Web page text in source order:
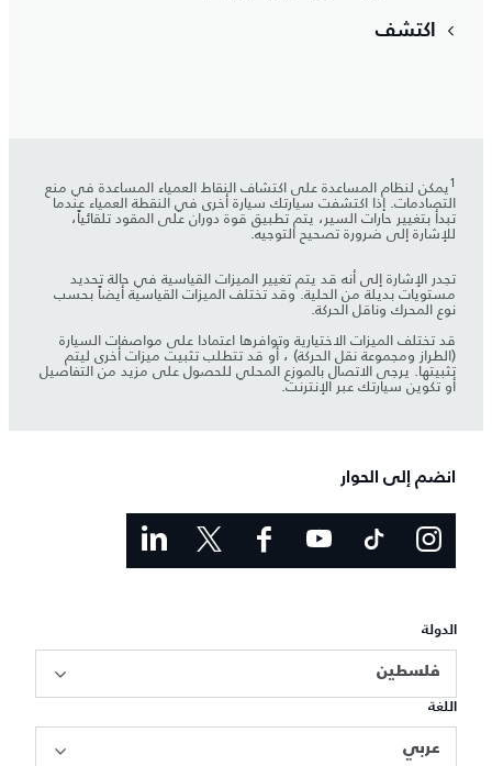
اكتشف
1يمكن لنظام المساعدة على اكتشاف النقاط العمياء المساعدة في منع
التصادمات. إذا اكتشفت سيارتك سيارة أخرى في النقطة العمياء عندما
تبدأ بتغيير حارات السير، يتم تطبيق قوة دوران على المقود تلقائياً،
للإشارة إلى ضرورة تصحيح التوجيه.
تجدر الإشارة إلى أنه قد يتم تغيير الميزات القياسية في حالة تحديد
مستويات بديلة من الحلية. وقد تختلف الميزات القياسية أيضاً بحسب
نوع المحرك وناقل الحركة.
قد تختلف الميزات الاختيارية وتوافرها اعتمادا على مواصفات السيارة
(الطراز ومجموعة نقل الحركة) ، أو قد تتطلب تثبيت ميزات أخرى ليتم
تثبيتها. يرجى الاتصال بالموزع المحلي للحصول على مزيد من التفاصيل
أو تكوين سيارتك عبر الإنترنت.
انضم إلى الحوار
الدولة
فلسطين
اللغة
عربي